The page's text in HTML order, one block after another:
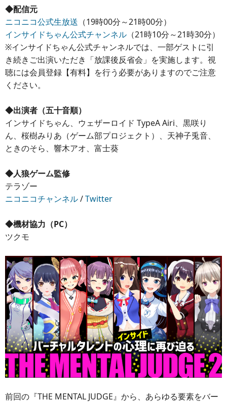
◆配信元
ニコニコ公式生放送 （19時00分～21時00分）
インサイドちゃん公式チャンネル （21時10分～21時30分）
※インサイドちゃん公式チャンネルでは、一部ゲストに引
き続きご出演いただき「放課後反省会」を実施します。視
聴には会員登録【有料】を行う必要がありますのでご注意
ください。
◆出演者（五十音順）
インサイドちゃん、ウェザーロイド TypeA Airi、黒咲り
ん、桜樹みりあ（ゲーム部プロジェクト）、天神子兎音、
ときのそら、響木アオ、富士葵
◆人狼ゲーム監修
テラゾー
ニコニコチャンネル/Twitter
◆機材協力（PC）
ツクモ
前回の『THE MENTAL JUDGE』から、あらゆる要素をバー